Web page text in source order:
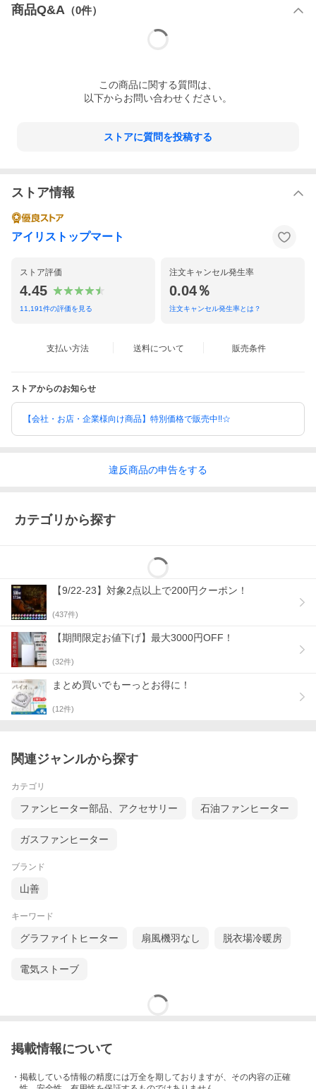
商品Q&A （0件）
この商品に関する質問は、
以下からお問い合わせください。
ストアに質問を投稿する
ストア情報
アイリストップマート
ストア評価
4.45
11,191件の評価を見る
注文キャンセル発生率
0.04％
注文キャンセル発生率とは？
支払い方法 送料について 販売条件
ストアからのお知らせ
【会社・お店・企業様向け商品】特別価格で販売中!!☆
違反商品の申告をする
カテゴリから探す
【9/22-23】対象2点以上で200円クーポン！
(437件)
【期間限定お値下げ】最大3000円OFF！
(32件)
まとめ買いでもーっとお得に！
(12件)
関連ジャンルから探す
カテゴリ
ファンヒーター部品、アクセサリー 石油ファンヒーター
ガスファンヒーター
ブランド
山善
キーワード
グラファイトヒーター 扇風機羽なし 脱衣場冷暖房
電気ストーブ
掲載情報について
・掲載している情報の精度には万全を期しておりますが、その内容の正確